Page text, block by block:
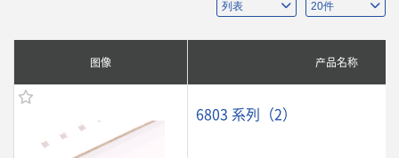
图像 产品名称
6803 系列（2）